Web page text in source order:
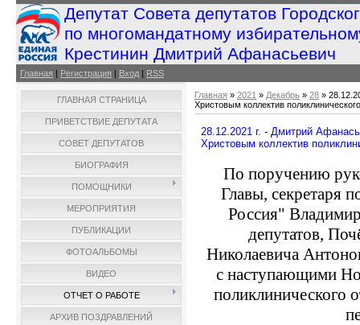
Депутат Совета депутатов
по многомандатному
Крестинин Дмитрий Афанасьевич
Главная | Регистрация | Вход | RSS
ГЛАВНАЯ СТРАНИЦА
ПРИВЕТСТВИЕ ДЕПУТАТА
СОВЕТ ДЕПУТАТОВ
БИОГРАФИЯ
ПОМОЩНИКИ
МЕРОПРИЯТИЯ
ПУБЛИКАЦИИ
ФОТОАЛЬБОМЫ
ВИДЕО
ОТЧЕТ О РАБОТЕ
АРХИВ ПОЗДРАВЛЕНИЙ
Главная » 2021 » Декабрь » 28 »
Христовым коллектив
28.12.2021 г. - Дмитрий
Христовым коллектив
По поручению
Главы, секретаря
Россия"
депутатов,
Николаевича
с наступающими
поликлинического